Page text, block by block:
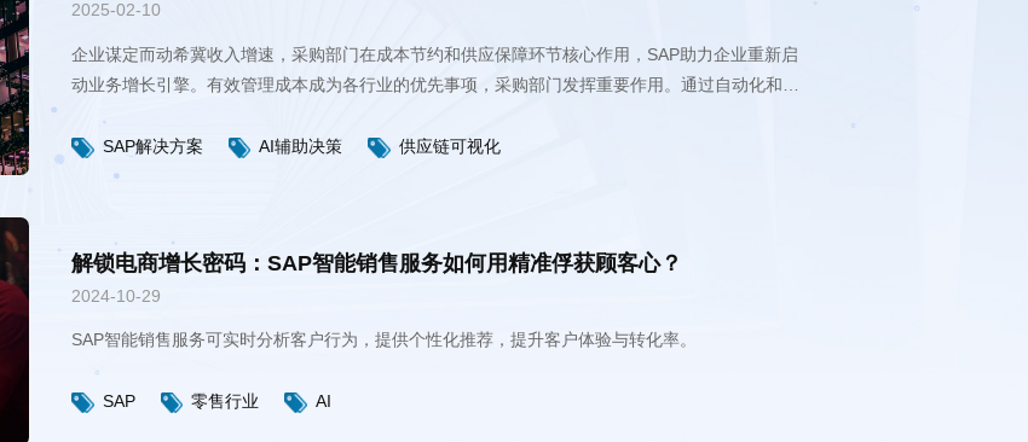
2025-02-10
SAP解决方案
AI辅助决策 供应链可视化
解锁电商增长密码：SAP智能销售服务如何用精准俘获顾客心？
2024-10-29
SAP智能销售服务可实时分析客户行为，提供个性化推荐，提升客户体验与转化率。
SAP 零售行业 AI